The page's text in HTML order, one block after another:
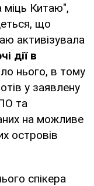
міць Китаю",
що
активізувала
дії в
нього, в тому
у заявлену
та
на можливе
островів
спікера